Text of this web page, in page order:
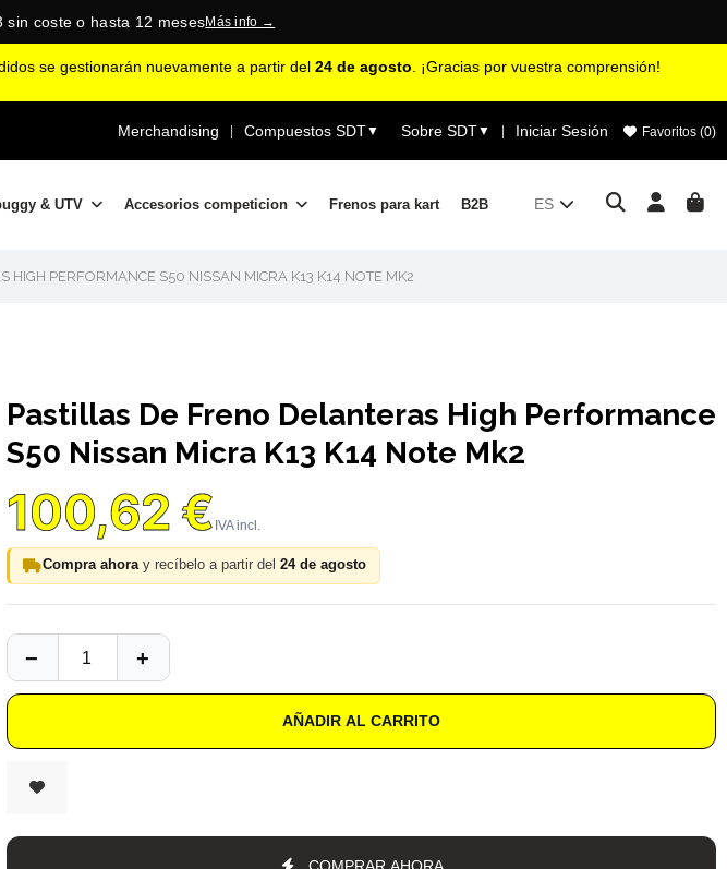
sin coste o hasta 12 mesesMás info →
se gestionarán nuevamente a partir del 24 de agosto . ¡Gracias por vuestra comprensión!
Merchandising | Compuestos SDT▼ Sobre SDT▼ | Iniciar Sesión Favoritos (0)
& UTV Accesorios competicion Frenos para kart B2B ES
HIGH PERFORMANCE S50 NISSAN MICRA K13 K14 NOTE MK2
Pastillas De Freno Delanteras High Performance
S50 Nissan Micra K13 K14 Note Mk2
100,62 €
Compra ahoray recíbelo a partir del 24 de agosto
AÑADIR AL CARRITO
COMPRAR AHORA